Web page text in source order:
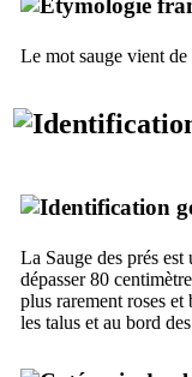
Le mot sauge vient de
La Sauge des prés
dépasser 80
plus rarement roses
les talus et au bord